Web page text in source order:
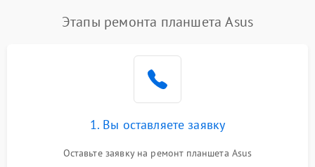
Сеть и интернет
Память и данные
Режим работы
Этапы ремонта планшета Asus
1. Вы оставляете заявку
Оставьте заявку на ремонт планшета Asus